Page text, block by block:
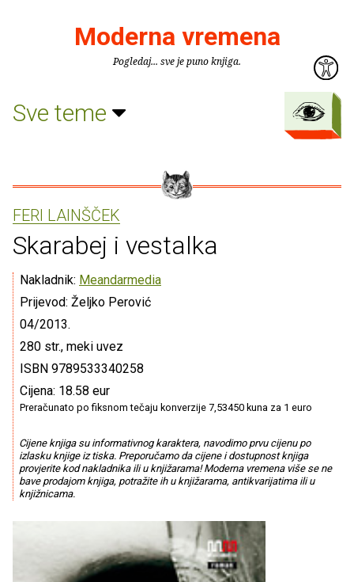
Moderna vremena
Pogledaj... sve je puno knjiga.
Sve teme
FERI LAINŠČEK
Skarabej i vestalka
Nakladnik: Meandarmedia
Prijevod: Željko Perović
04/2013.
280 str., meki uvez
ISBN 9789533340258
Cijena: 18.58 eur
Preračunato po fiksnom tečaju konverzije 7,53450 kuna za 1 euro
Cijene knjiga su informativnog karaktera, navodimo prvu cijenu po
izlasku knjige iz tiska. Preporučamo da cijene i dostupnost knjiga
provjerite kod nakladnika ili u knjižarama! Moderna vremena više se ne
bave prodajom knjiga, potražite ih u knjižarama, antikvarijatima ili u
knjižnicama.